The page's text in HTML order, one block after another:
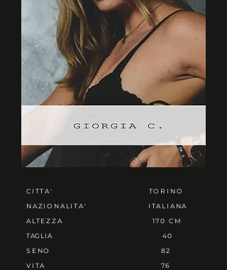
CITTA'
NAZIONALITA'
ALTEZZA
TAGLIA
SENO
VITA
TORINO
ITALIANA
170 CM
40
82
76